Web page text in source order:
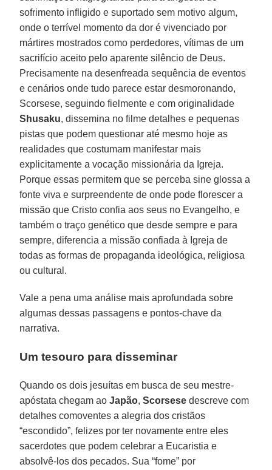
sofrimento infligido e suportado sem motivo algum,
onde o terrível momento da dor é vivenciado por
mártires mostrados como perdedores, vítimas de um
sacrifício aceito pelo aparente silêncio de Deus.
Precisamente na desenfreada sequência de eventos
e cenários onde tudo parece estar desmoronando,
Scorsese, seguindo fielmente e com originalidade
Shusaku, dissemina no filme detalhes e pequenas
pistas que podem questionar até mesmo hoje as
realidades que costumam manifestar mais
explicitamente a vocação missionária da Igreja.
Porque essas permitem que se perceba sine glossa a
fonte viva e surpreendente de onde pode florescer a
missão que Cristo confia aos seus no Evangelho, e
também o traço genético que desde sempre e para
sempre, diferencia a missão confiada à Igreja de
todas as formas de propaganda ideológica, religiosa
ou cultural.
Vale a pena uma análise mais aprofundada sobre
algumas dessas passagens e pontos-chave da
narrativa.
Um tesouro para disseminar
Quando os dois jesuítas em busca de seu mestre-
apóstata chegam aoJapão,Scorsese descreve com
detalhes comoventes a alegria dos cristãos
“escondido”, felizes por ter novamente entre eles
sacerdotes que podem celebrar a Eucaristia e
absolvê-los dos pecados. Sua “fome” por